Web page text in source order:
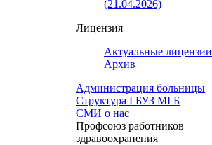
(21.04.2026)
Лицензия
Актуальные лицензии
Архив
Администрация больницы
Структура ГБУЗ МГБ
СМИ о нас
Профсоюз работников
здравоохранения